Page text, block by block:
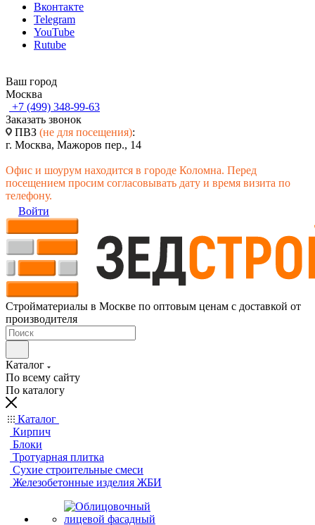
Вконтакте
Telegram
YouTube
Rutube
Ваш город
Москва
+7 (499) 348-99-63
Заказать звонок
ПВЗ (не для посещения):
г. Москва, Мажоров пер., 14
Офис и шоурум находится в городе Коломна. Перед
посещением просим согласовывать дату и время визита по
телефону.
Войти
Стройматериалы в Москве по оптовым ценам с доставкой от
производителя
Каталог
По всему сайту
По каталогу
Каталог
Кирпич
Блоки
Тротуарная плитка
Сухие строительные смеси
Железобетонные изделия ЖБИ